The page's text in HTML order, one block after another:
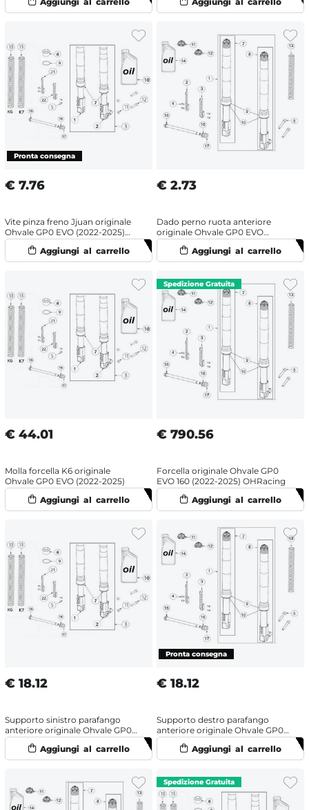
€ 7.76
Vite pinza freno Jjuan originale
Ohvale GP0 EVO (2022-2025)
disco 190 mm
€ 2.73
Dado perno ruota anteriore
originale Ohvale GP0 EVO
(2022-2025)
€ 44.01
Molla forcella K6 originale
Ohvale GP0 EVO (2022-2025)
€ 790.56
Forcella originale Ohvale GP0
EVO 160 (2022-2025) OHRacing
€ 18.12
Supporto sinistro parafango
anteriore originale Ohvale GP0
EVO 160 (2022-2025) OHRacing
€ 18.12
Supporto destro parafango
anteriore originale Ohvale GP0
EVO (2022-2025)